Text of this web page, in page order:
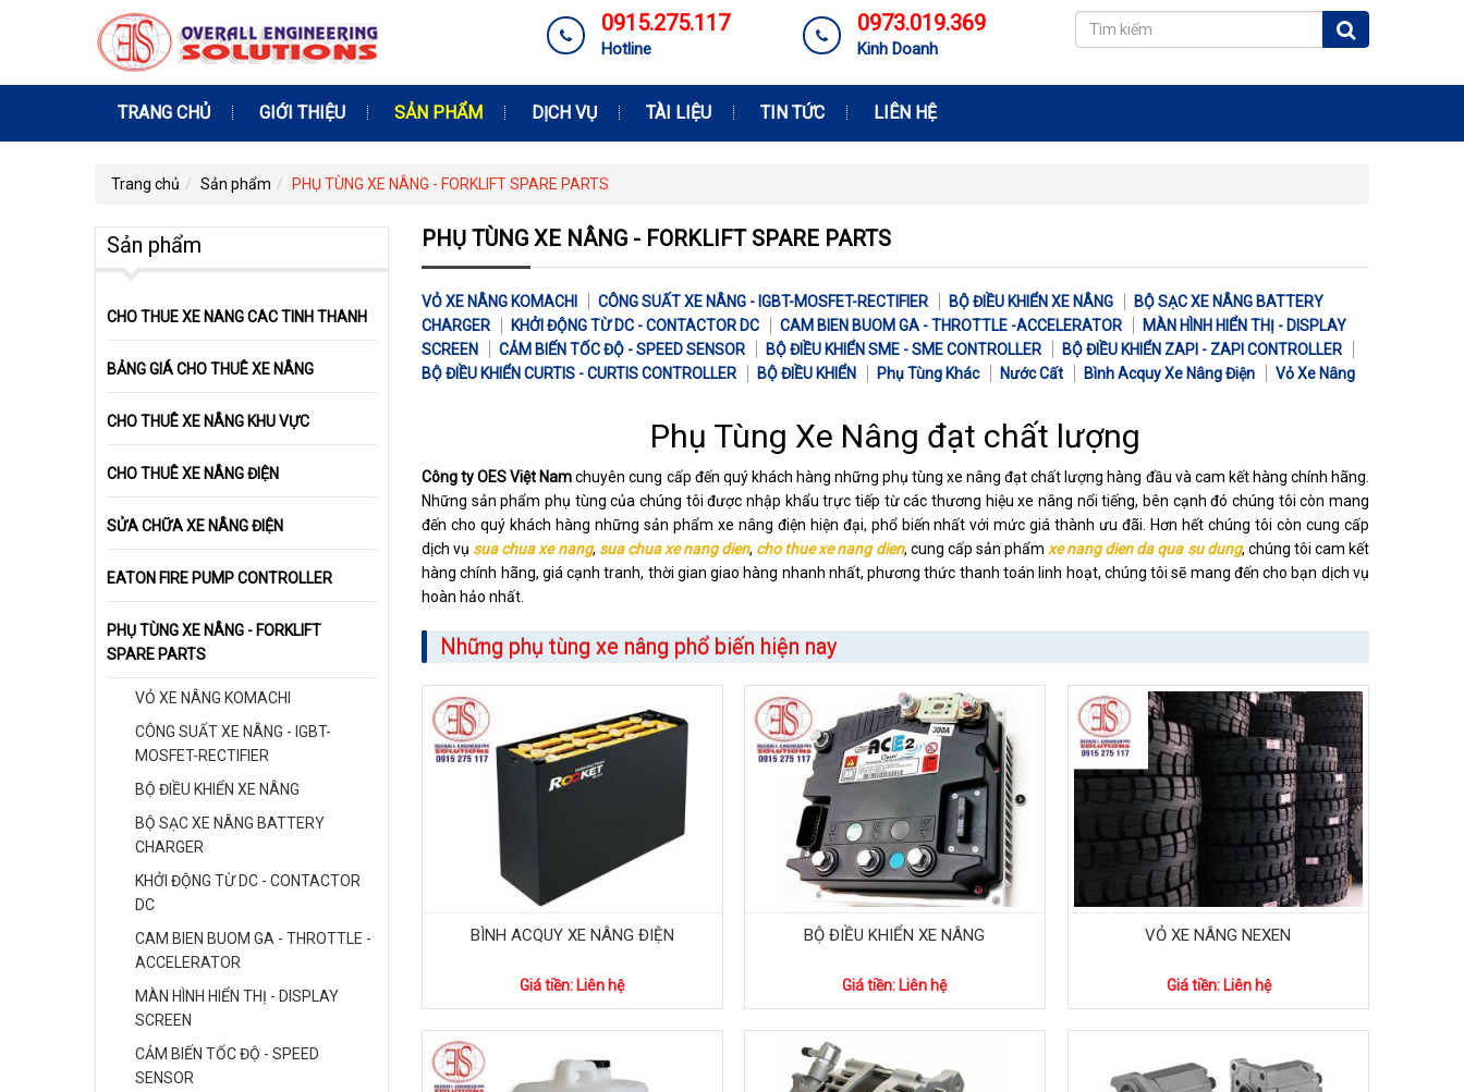
0915.275.117
Hotline
0973.019.369
Kinh Doanh
TRANG CHỦ GIỚI THIỆU SẢN PHẨM DỊCH VỤ TÀI LIỆU TIN TỨC LIÊN HỆ
Trang chủ Sản phẩm PHỤ TÙNG XE NÂNG - FORKLIFT SPARE PARTS
PHỤ TÙNG XE NÂNG - FORKLIFT SPARE PARTS
VỎ XE NÂNG KOMACHI CÔNG SUẤT XE NÂNG - IGBT-MOSFET-RECTIFIER BỘ ĐIỀU KHIỂN XE NÂNG
BỘ SẠC XE NÂNG BATTERY
CHARGER
KHỞI ĐỘNG TỪ DC - CONTACTOR DC CAM BIEN BUOM GA - THROTTLE -ACCELERATOR
MÀN HÌNH HIỂN THỊ - DISPLAY
SCREEN
CẢM BIẾN TỐC ĐỘ - SPEED SENSOR BỘ ĐIỀU KHIỂN SME - SME CONTROLLER
BỘ ĐIỀU KHIỂN ZAPI - ZAPI CONTROLLER
BỘ ĐIỀU KHIỂN CURTIS - CURTIS CONTROLLER
BỘ ĐIỀU KHIỂN Phụ Tùng Khác Nước Cất Bình Acquy Xe Nâng Điện Vỏ Xe Nâng
Phụ Tùng Xe Nâng đạt chất lượng
Công ty OES Việt Namchuyên cung cấp đến quý khách hàng những phụ tùng xe nâng đạt chất lượng hàng đầu và cam kết hàng chính hãng.
Những sản phẩm phụ tùng của chúng tôi được nhập khẩu trực tiếp từ các thương hiệu xe nâng nổi tiếng, bên cạnh đó chúng tôi còn mang
đến cho quý khách hàng những sản phẩm xe nâng điện hiện đại, phổ biến nhất với mức giá thành ưu đãi. Hơn hết chúng tôi còn cung cấp
dịch vụ sua chua xe nang, sua chua xe nang dien, cho thue xe nang dien, cung cấp sản phẩm xe nang dien da qua su dung, chúng tôi cam kết
hàng chính hãng, giá cạnh tranh, thời gian giao hàng nhanh nhất, phương thức thanh toán linh hoạt, chúng tôi sẽ mang đến cho bạn dịch vụ
hoàn hảo nhất.
Những phụ tùng xe nâng phổ biến hiện nay
BÌNH ACQUY XE NÂNG ĐIỆN
Giá tiền: Liên hệ
BỘ ĐIỀU KHIỂN XE NÂNG
Giá tiền: Liên hệ
VỎ XE NÂNG NEXEN
Giá tiền: Liên hệ
Sản phẩm
CHO THUE XE NANG CAC TINH THANH
BẢNG GIÁ CHO THUÊ XE NÂNG
CHO THUÊ XE NÂNG KHU VỰC
CHO THUÊ XE NÂNG ĐIỆN
SỬA CHỮA XE NÂNG ĐIỆN
EATON FIRE PUMP CONTROLLER
PHỤ TÙNG XE NÂNG - FORKLIFT
SPARE PARTS
VỎ XE NÂNG KOMACHI
CÔNG SUẤT XE NÂNG - IGBT-
MOSFET-RECTIFIER
BỘ ĐIỀU KHIỂN XE NÂNG
BỘ SẠC XE NÂNG BATTERY
CHARGER
KHỞI ĐỘNG TỪ DC - CONTACTOR
DC
CAM BIEN BUOM GA - THROTTLE -
ACCELERATOR
MÀN HÌNH HIỂN THỊ - DISPLAY
SCREEN
CẢM BIẾN TỐC ĐỘ - SPEED
SENSOR